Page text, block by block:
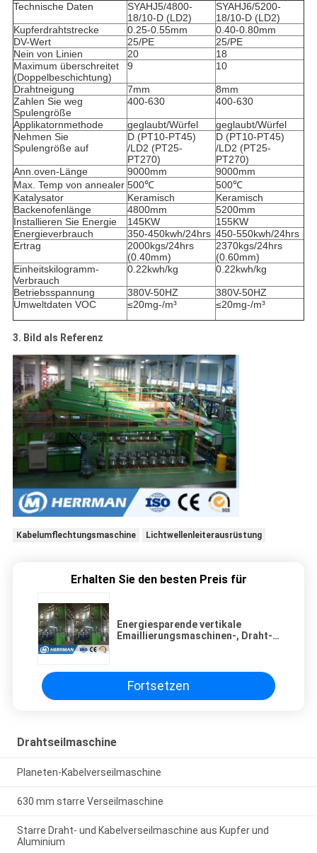
Technische Daten
SYAHJ5/4800-
18/10-D (LD2)
SYAHJ6/5200-
18/10-D (LD2)
Kupferdrahtstrecke
0.25-0.55mm
0.40-0.80mm
DV-Wert
25/PE
25/PE
Nein von Linien
20
18
Maximum überschreitet
(Doppelbeschichtung)
9 10
Drahtneigung 7mm
8mm
Zahlen Sie weg
Spulengröße
400-630 400-630
Applikatornmethode geglaubt/Würfel
geglaubt/Würfel
Nehmen Sie
Spulengröße auf
D (PT10-PT45)
/LD2 (PT25-
PT270)
D (PT10-PT45)
/LD2 (PT25-
PT270)
Ann.oven-Länge
9000mm
9000mm
Max. Temp von annealer 500℃
500℃
Katalysator
Keramisch
Keramisch
Backenofenlänge
4800mm
5200mm
Installieren Sie Energie
145KW
155KW
Energieverbrauch
350-450kwh/24hrs 450-550kwh/24hrs
Ertrag
2000kgs/24hrs
(0.40mm)
2370kgs/24hrs
(0.60mm)
Einheitskilogramm-
Verbrauch
0.22kwh/kg 0.22kwh/kg
Betriebsspannung 380V-50HZ
380V-50HZ
Umweltdaten VOC
≤20mg-/m³ ≤20mg-/m³
3. Bild als Referenz
Kabelumflechtungsmaschine Lichtwellenleiterausrüstung
Erhalten Sie den besten Preis für
Energiesparende vertikale
Emaillierungsmaschinen-, Draht-
Fortsetzen
Drahtseilmaschine
Planeten-Kabelverseilmaschine
630 mm starre Verseilmaschine
Starre Draht- und Kabelverseilmaschine aus Kupfer und
Aluminium